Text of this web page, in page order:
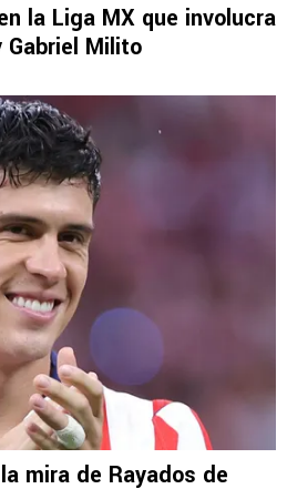
la Liga MX que involucra
Milito
mira de Rayados de